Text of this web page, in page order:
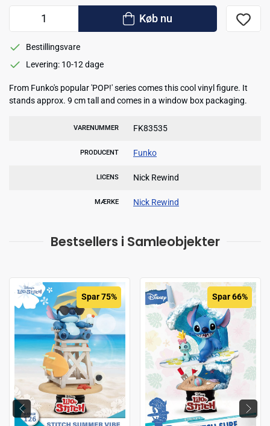
Køb nu
Bestillingsvare
Levering: 10-12 dage
From Funko's popular 'POP!' series comes this cool vinyl figure. It
stands approx. 9 cm tall and comes in a window box packaging.
VARENUMMER FK83535
PRODUCENT Funko
LICENS Nick Rewind
MÆRKE Nick Rewind
Bestsellers i Samleobjekter
Spar 75% Spar 66%